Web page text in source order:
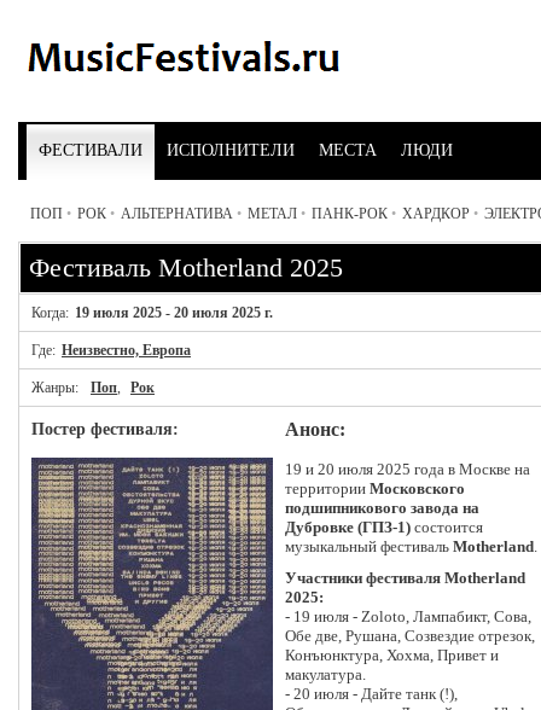
ФЕСТИВАЛИ ИСПОЛНИТЕЛИ МЕСТА ЛЮДИ
ПОП • РОК • АЛЬТЕРНАТИВА • МЕТАЛ • ПАНК-РОК • ХАРДКОР •
Фестиваль Motherland 2025
Когда: 19 июля 2025 - 20 июля 2025 г.
Где: Неизвестно, Европа
Жанры: Поп, Рок
Постер фестиваля: Анонс:
19 и 20 июля 2025 года в Москве на
территории Московского
подшипникового завода на
Дубровке (ГПЗ-1) состоится
музыкальный фестиваль Motherland.
Участники фестиваля Motherland
2025:
- 19 июля - Zoloto, Лампабикт, Сова,
Обе две, Рушана, Созвездие отрезок,
Конъюнктура, Хохма, Привет и
макулатура.
- 20 июля - Дайте танк (!),